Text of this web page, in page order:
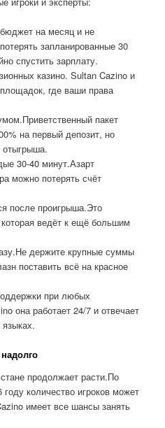
на месяц и не
запланированные 30
спустить зарплату.
казино. Sultan Cazino и
где ваши права
пакет
на первый депозит, но
отыгрыша.
30-40 минут.Азарт
можно потерять счёт
после проигрыша.Это
ведёт к ещё большим
держите крупные суммы
поставить всё на красное
при любых
она работает 24/7 и отвечает
продолжает расти.По
году количество игроков может
имеет все шансы занять